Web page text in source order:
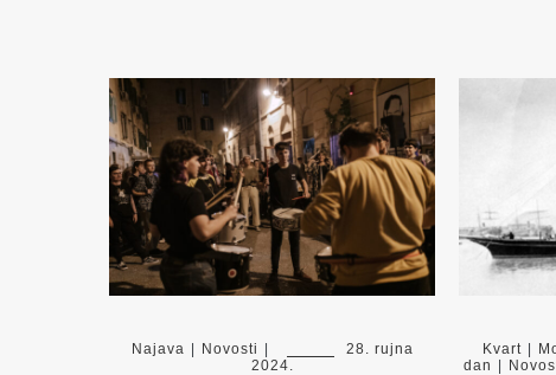
Najava | Novosti |
28. rujna
2024.
Kvart |
dan |